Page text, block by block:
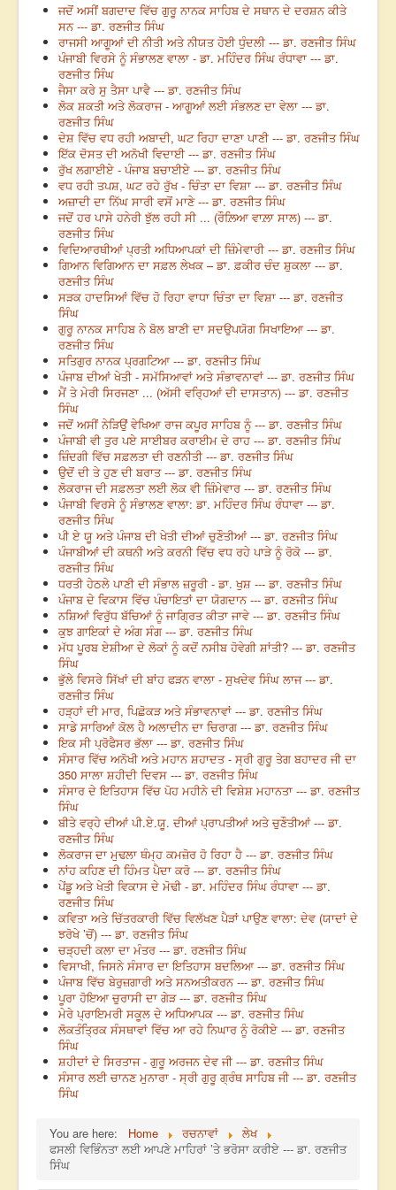
ਜਦੋਂ ਅਸੀਂ ਬਗਦਾਦ ਵਿੱਚ ਗੁਰੂ ਨਾਨਕ ਸਾਹਿਬ ਦੇ ਸਥਾਨ ਦੇ ਦਰਸ਼ਨ ਕੀਤੇ
ਸਨ --- ਡਾ. ਰਣਜੀਤ ਸਿੰਘ
ਰਾਜਸੀ ਆਗੂਆਂ ਦੀ ਨੀਤੀ ਅਤੇ ਨੀਯਤ ਹੋਈ ਧੁੰਦਲੀ --- ਡਾ. ਰਣਜੀਤ ਸਿੰਘ
ਪੰਜਾਬੀ ਵਿਰਸੇ ਨੂੰ ਸੰਭਾਲਣ ਵਾਲਾ - ਡਾ. ਮਹਿੰਦਰ ਸਿੰਘ ਰੰਧਾਵਾ --- ਡਾ.
ਰਣਜੀਤ ਸਿੰਘ
ਜੈਸਾ ਕਰੇ ਸੁ ਤੈਸਾ ਪਾਵੈ --- ਡਾ. ਰਣਜੀਤ ਸਿੰਘ
ਲੋਕ ਸ਼ਕਤੀ ਅਤੇ ਲੋਕਰਾਜ - ਆਗੂਆਂ ਲਈ ਸੰਭਲਣ ਦਾ ਵੇਲਾ --- ਡਾ.
ਰਣਜੀਤ ਸਿੰਘ
ਦੇਸ਼ ਵਿੱਚ ਵਧ ਰਹੀ ਅਬਾਦੀ, ਘਟ ਰਿਹਾ ਦਾਣਾ ਪਾਣੀ --- ਡਾ. ਰਣਜੀਤ ਸਿੰਘ
ਇੱਕ ਦੋਸਤ ਦੀ ਅਨੋਖੀ ਵਿਦਾਈ --- ਡਾ. ਰਣਜੀਤ ਸਿੰਘ
ਰੁੱਖ ਲਗਾਈਏ - ਪੰਜਾਬ ਬਚਾਈਏ --- ਡਾ. ਰਣਜੀਤ ਸਿੰਘ
ਵਧ ਰਹੀ ਤਪਸ਼, ਘਟ ਰਹੇ ਰੁੱਖ - ਚਿੰਤਾ ਦਾ ਵਿਸ਼ਾ --- ਡਾ. ਰਣਜੀਤ ਸਿੰਘ
ਅਜ਼ਾਦੀ ਦਾ ਨਿੱਘ ਸਾਰੀ ਵਸੋਂ ਮਾਣੇ --- ਡਾ. ਰਣਜੀਤ ਸਿੰਘ
ਜਦੋਂ ਹਰ ਪਾਸੇ ਹਨੇਰੀ ਝੁੱਲ ਰਹੀ ਸੀ ... (ਰੌਲ਼ਿਆ ਵਾਲ਼ਾ ਸਾਲ) --- ਡਾ.
ਰਣਜੀਤ ਸਿੰਘ
ਵਿਦਿਆਰਥੀਆਂ ਪ੍ਰਤੀ ਅਧਿਆਪਕਾਂ ਦੀ ਜ਼ਿੰਮੇਵਾਰੀ --- ਡਾ. ਰਣਜੀਤ ਸਿੰਘ
ਗਿਆਨ ਵਿਗਿਆਨ ਦਾ ਸਫ਼ਲ ਲੇਖਕ – ਡਾ. ਫ਼ਕੀਰ ਚੰਦ ਸ਼ੁਕਲਾ --- ਡਾ.
ਰਣਜੀਤ ਸਿੰਘ
ਸੜਕ ਹਾਦਸਿਆਂ ਵਿੱਚ ਹੋ ਰਿਹਾ ਵਾਧਾ ਚਿੰਤਾ ਦਾ ਵਿਸ਼ਾ --- ਡਾ. ਰਣਜੀਤ
ਸਿੰਘ
ਗੁਰੂ ਨਾਨਕ ਸਾਹਿਬ ਨੇ ਬੋਲ ਬਾਣੀ ਦਾ ਸਦਉਪਯੋਗ ਸਿਖਾਇਆ --- ਡਾ.
ਰਣਜੀਤ ਸਿੰਘ
ਸਤਿਗੁਰ ਨਾਨਕ ਪ੍ਰਗਟਿਆ --- ਡਾ. ਰਣਜੀਤ ਸਿੰਘ
ਪੰਜਾਬ ਦੀਆਂ ਖੇਤੀ - ਸਮੱਸਿਆਵਾਂ ਅਤੇ ਸੰਭਾਵਨਾਵਾਂ --- ਡਾ. ਰਣਜੀਤ ਸਿੰਘ
ਮੈਂ ਤੇ ਮੇਰੀ ਸਿਰਜਣਾ ... (ਅੱਸੀ ਵਰ੍ਹਿਆਂ ਦੀ ਦਾਸਤਾਨ) --- ਡਾ. ਰਣਜੀਤ
ਸਿੰਘ
ਜਦੋਂ ਅਸੀਂ ਨੇੜਿਉਂ ਵੇਖਿਆ ਰਾਜ ਕਪੂਰ ਸਾਹਿਬ ਨੂੰ --- ਡਾ. ਰਣਜੀਤ ਸਿੰਘ
ਪੰਜਾਬੀ ਵੀ ਤੁਰ ਪਏ ਸਾਈਬਰ ਕਰਾਈਮ ਦੇ ਰਾਹ --- ਡਾ. ਰਣਜੀਤ ਸਿੰਘ
ਜ਼ਿੰਦਗੀ ਵਿੱਚ ਸਫ਼ਲਤਾ ਦੀ ਰਣਨੀਤੀ --- ਡਾ. ਰਣਜੀਤ ਸਿੰਘ
ਉਦੋਂ ਦੀ ਤੇ ਹੁਣ ਦੀ ਬਰਾਤ --- ਡਾ. ਰਣਜੀਤ ਸਿੰਘ
ਲੋਕਰਾਜ ਦੀ ਸਫ਼ਲਤਾ ਲਈ ਲੋਕ ਵੀ ਜ਼ਿੰਮੇਵਾਰ --- ਡਾ. ਰਣਜੀਤ ਸਿੰਘ
ਪੰਜਾਬੀ ਵਿਰਸੇ ਨੂੰ ਸੰਭਾਲਣ ਵਾਲਾ: ਡਾ. ਮਹਿੰਦਰ ਸਿੰਘ ਰੰਧਾਵਾ --- ਡਾ.
ਰਣਜੀਤ ਸਿੰਘ
ਪੀ ਏ ਯੂ ਅਤੇ ਪੰਜਾਬ ਦੀ ਖੇਤੀ ਦੀਆਂ ਚੁਣੌਤੀਆਂ --- ਡਾ. ਰਣਜੀਤ ਸਿੰਘ
ਪੰਜਾਬੀਆਂ ਦੀ ਕਥਨੀ ਅਤੇ ਕਰਨੀ ਵਿੱਚ ਵਧ ਰਹੇ ਪਾੜੇ ਨੂੰ ਰੋਕੋ --- ਡਾ.
ਰਣਜੀਤ ਸਿੰਘ
ਧਰਤੀ ਹੇਠਲੇ ਪਾਣੀ ਦੀ ਸੰਭਾਲ ਜ਼ਰੂਰੀ - ਡਾ. ਖੁਸ਼ --- ਡਾ. ਰਣਜੀਤ ਸਿੰਘ
ਪੰਜਾਬ ਦੇ ਵਿਕਾਸ ਵਿੱਚ ਪੰਚਾਇਤਾਂ ਦਾ ਯੋਗਦਾਨ --- ਡਾ. ਰਣਜੀਤ ਸਿੰਘ
ਨਸ਼ਿਆਂ ਵਿਰੁੱਧ ਬੱਚਿਆਂ ਨੂੰ ਜਾਗ੍ਰਿਤ ਕੀਤਾ ਜਾਵੇ --- ਡਾ. ਰਣਜੀਤ ਸਿੰਘ
ਕੁਝ ਗਾਇਕਾਂ ਦੇ ਅੰਗ ਸੰਗ --- ਡਾ. ਰਣਜੀਤ ਸਿੰਘ
ਮੱਧ ਪੂਰਬ ਏਸ਼ੀਆ ਦੇ ਲੋਕਾਂ ਨੂੰ ਕਦੋਂ ਨਸੀਬ ਹੋਵੇਗੀ ਸ਼ਾਂਤੀ? --- ਡਾ. ਰਣਜੀਤ
ਸਿੰਘ
ਭੁੱਲੇ ਵਿਸਰੇ ਸਿੱਖਾਂ ਦੀ ਬਾਂਹ ਫੜਨ ਵਾਲਾ - ਸੁਖਦੇਵ ਸਿੰਘ ਲਾਜ --- ਡਾ.
ਰਣਜੀਤ ਸਿੰਘ
ਹੜ੍ਹਾਂ ਦੀ ਮਾਰ, ਪਿਛੋਕੜ ਅਤੇ ਸੰਭਾਵਨਾਵਾਂ --- ਡਾ. ਰਣਜੀਤ ਸਿੰਘ
ਸਾਡੇ ਸਾਰਿਆਂ ਕੋਲ ਹੈ ਅਲਾਦੀਨ ਦਾ ਚਿਰਾਗ --- ਡਾ. ਰਣਜੀਤ ਸਿੰਘ
ਇਕ ਸੀ ਪ੍ਰੋਫੈਸਰ ਭੱਲਾ --- ਡਾ. ਰਣਜੀਤ ਸਿੰਘ
ਸੰਸਾਰ ਵਿੱਚ ਅਨੋਖੀ ਅਤੇ ਮਹਾਨ ਸ਼ਹਾਦਤ - ਸ੍ਰੀ ਗੁਰੂ ਤੇਗ ਬਹਾਦਰ ਜੀ ਦਾ
350 ਸਾਲਾ ਸ਼ਹੀਦੀ ਦਿਵਸ --- ਡਾ. ਰਣਜੀਤ ਸਿੰਘ
ਸੰਸਾਰ ਦੇ ਇਤਿਹਾਸ ਵਿੱਚ ਪੋਹ ਮਹੀਨੇ ਦੀ ਵਿਸ਼ੇਸ਼ ਮਹਾਨਤਾ --- ਡਾ. ਰਣਜੀਤ
ਸਿੰਘ
ਬੀਤੇ ਵਰ੍ਹੇ ਦੀਆਂ ਪੀ.ਏ.ਯੂ. ਦੀਆਂ ਪ੍ਰਾਪਤੀਆਂ ਅਤੇ ਚੁਣੌਤੀਆਂ --- ਡਾ.
ਰਣਜੀਤ ਸਿੰਘ
ਲੋਕਰਾਜ ਦਾ ਮੁਢਲਾ ਥੰਮ੍ਹ ਕਮਜ਼ੋਰ ਹੋ ਰਿਹਾ ਹੈ --- ਡਾ. ਰਣਜੀਤ ਸਿੰਘ
ਨਾਂਹ ਕਹਿਣ ਦੀ ਹਿੰਮਤ ਪੈਦਾ ਕਰੋ --- ਡਾ. ਰਣਜੀਤ ਸਿੰਘ
ਪੇਂਡੂ ਅਤੇ ਖੇਤੀ ਵਿਕਾਸ ਦੇ ਮੋਢੀ - ਡਾ. ਮਹਿੰਦਰ ਸਿੰਘ ਰੰਧਾਵਾ --- ਡਾ.
ਰਣਜੀਤ ਸਿੰਘ
ਕਵਿਤਾ ਅਤੇ ਚਿੱਤਰਕਾਰੀ ਵਿੱਚ ਵਿਲੱਖਣ ਪੈੜਾਂ ਪਾਉਣ ਵਾਲਾ: ਦੇਵ (ਯਾਦਾਂ ਦੇ
ਝਰੋਖੇ ’ਚੋਂ) --- ਡਾ. ਰਣਜੀਤ ਸਿੰਘ
ਚੜ੍ਹਦੀ ਕਲਾ ਦਾ ਮੰਤਰ --- ਡਾ. ਰਣਜੀਤ ਸਿੰਘ
ਵਿਸਾਖੀ, ਜਿਸਨੇ ਸੰਸਾਰ ਦਾ ਇਤਿਹਾਸ ਬਦਲਿਆ --- ਡਾ. ਰਣਜੀਤ ਸਿੰਘ
ਪੰਜਾਬ ਵਿੱਚ ਬੇਰੁਜ਼ਗਾਰੀ ਅਤੇ ਸਨਅਤੀਕਰਨ --- ਡਾ. ਰਣਜੀਤ ਸਿੰਘ
ਪੂਰਾ ਹੋਇਆ ਚੁਰਾਸੀ ਦਾ ਗੇੜ --- ਡਾ. ਰਣਜੀਤ ਸਿੰਘ
ਮੇਰੇ ਪ੍ਰਾਇਮਰੀ ਸਕੂਲ ਦੇ ਅਧਿਆਪਕ --- ਡਾ. ਰਣਜੀਤ ਸਿੰਘ
ਲੋਕਤੰਤ੍ਰਿਕ ਸੰਸਥਾਵਾਂ ਵਿੱਚ ਆ ਰਹੇ ਨਿਘਾਰ ਨੂੰ ਰੋਕੀਏ --- ਡਾ. ਰਣਜੀਤ
ਸਿੰਘ
ਸ਼ਹੀਦਾਂ ਦੇ ਸਿਰਤਾਜ - ਗੁਰੂ ਅਰਜਨ ਦੇਵ ਜੀ --- ਡਾ. ਰਣਜੀਤ ਸਿੰਘ
ਸੰਸਾਰ ਲਈ ਚਾਨਣ ਮੁਨਾਰਾ - ਸ੍ਰੀ ਗੁਰੂ ਗ੍ਰੰਥ ਸਾਹਿਬ ਜੀ --- ਡਾ. ਰਣਜੀਤ
ਸਿੰਘ
You are here: Home ਰਚਨਾਵਾਂ
ਲੇਖ
ਫਸਲੀ ਵਿਭਿੰਨਤਾ ਲਈ ਆਪਣੇ ਮਾਹਿਰਾਂ ’ਤੇ ਭਰੋਸਾ ਕਰੀਏ --- ਡਾ. ਰਣਜੀਤ
ਸਿੰਘ